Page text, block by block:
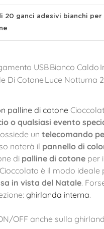
20 ganci adesivi bianchi per
USBBianco Caldo
Di Cotone Luce Notturna
palline di cotone
o qualsiasi evento
un telecomando
noterà il pannello di
di palline di cotoneper
è il modo ideale
in vista del Natale.
ghirlanda interna.
OFF anche sulla